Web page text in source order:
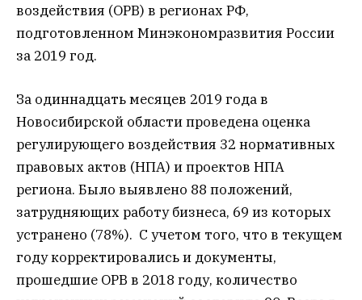
воздействия (ОРВ) в регионах РФ,
подготовленном Минэкономразвития России
за 2019 год.
За одиннадцать месяцев 2019 года в
Новосибирской области проведена оценка
регулирующего воздействия 32 нормативных
правовых актов (НПА) и проектов НПА
региона. Было выявлено 88 положений,
затрудняющих работу бизнеса, 69 из которых
устранено (78%). С учетом того, что в текущем
году корректировались и документы,
прошедшие ОРВ в 2018 году, количество